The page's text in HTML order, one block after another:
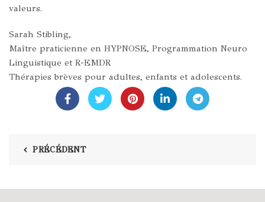
valeurs.
Sarah Stibling,
Maître praticienne en HYPNOSE, Programmation Neuro
Linguistique et R-EMDR
Thérapies brèves pour adultes, enfants et adolescents.
PRÉCÉDENT